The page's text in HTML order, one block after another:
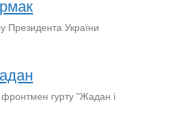
Президента України
фронтмен гурту "Жадан і